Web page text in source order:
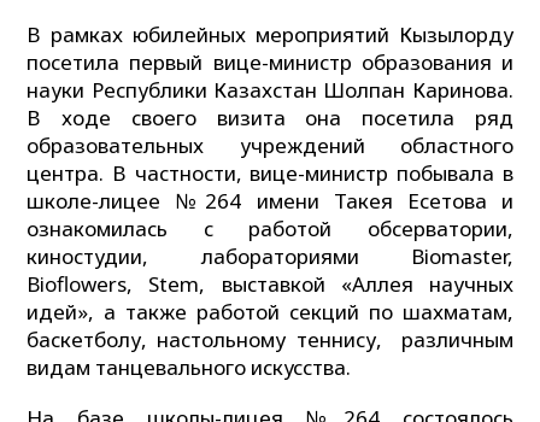
В рамках юбилейных мероприятий Кызылорду
посетила первый вице-министр образования и
науки Республики Казахстан Шолпан Каринова.
В ходе своего визита она посетила ряд
образовательных учреждений областного
центра. В частности, вице-министр побывала в
школе-лицее №264 имени Такея Есетова и
ознакомилась с работой обсерватории,
киностудии, лабораториями Biomaster,
Bioflowers, Stem, выставкой «Аллея научных
идей», а также работой секций по шахматам,
баскетболу, настольному теннису, различным
видам танцевального искусства.